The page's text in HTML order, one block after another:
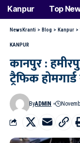
Kanpur Top
NewsKranti > Blog > Kanpur >
KANPUR
कानपुर :
ट्रैफिक
ByADMIN